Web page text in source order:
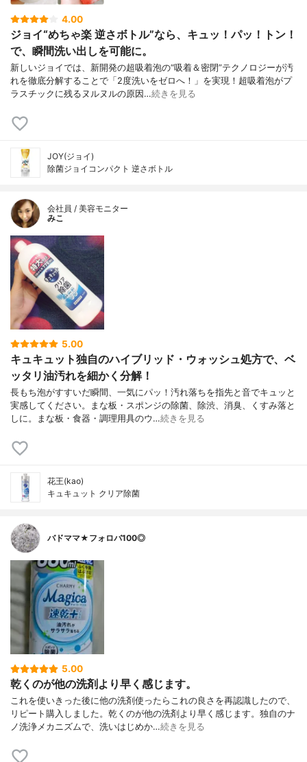
4.00
ジョイ“めちゃ楽 逆さボトル”なら、キュッ！パッ！トン！
で、瞬間洗い出しを可能に。
新しいジョイでは、新開発の超吸着泡の“吸着＆密閉”テクノロジーが汚
れを徹底分解することで「2度洗いをゼロへ！」を実現！超吸着泡がプ
ラスチックに残るヌルヌルの原因…続きを見る
JOY(ジョイ)
除菌ジョイコンパクト 逆さボトル
会社員 / 美容モニター
みこ
5.00
キュキュット独自のハイブリッド・ウォッシュ処方で、ベ
ッタリ油汚れを細かく分解！
長もち泡がすすいだ瞬間、一気にパッ！汚れ落ちを指先と音でキュッと
実感してください。まな板・スポンジの除菌、除渋、消臭、くすみ落と
しに。まな板・食器・調理用具のウ…続きを見る
花王(kao)
キュキュット クリア除菌
バドママ★フォロバ100◎
5.00
乾くのが他の洗剤より早く感じます。
これを使いきった後に他の洗剤使ったらこれの良さを再認識したので、
リピート購入しました。乾くのが他の洗剤より早く感じます。独自のナ
ノ洗浄メカニズムで、洗いはじめか…続きを見る